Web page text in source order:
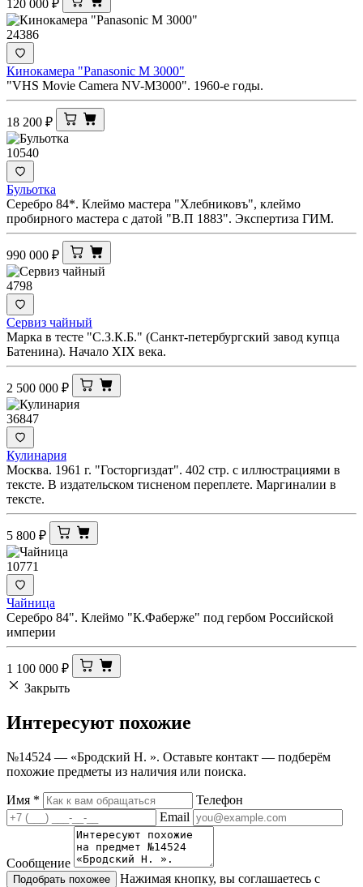
120 000 ₽
24386
Кинокамера "Panasonic M 3000"
"VHS Movie Camera NV-M3000". 1960-е годы.
18 200 ₽
10540
Бульотка
Серебро 84*. Клеймо мастера "Хлебниковъ", клеймо
пробирного мастера с датой "В.П 1883". Экспертиза ГИМ.
990 000 ₽
4798
Сервиз чайный
Марка в тесте "С.З.К.Б." (Санкт-петербургский завод купца
Батенина). Начало XIX века.
2 500 000 ₽
36847
Кулинария
Москва. 1961 г. "Госторгиздат". 402 стр. с иллюстрациями в
тексте. В издательском тисненом переплете. Маргиналии в
тексте.
5 800 ₽
10771
Чайница
Серебро 84". Клеймо "К.Фаберже" под гербом Российской
империи
1 100 000 ₽
Закрыть
Интересуют похожие
№14524 — «Бродский Н. ». Оставьте контакт — подберём
похожие предметы из наличия или поиска.
Имя *
Телефон
Email
Сообщение
Подобрать похожее
Нажимая кнопку, вы соглашаетесь с